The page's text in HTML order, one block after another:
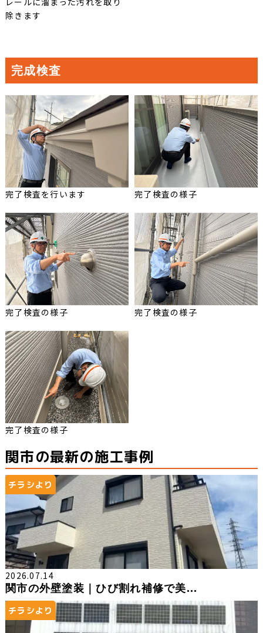
除きます
完成検査
完了検査を行います 完了検査の様子
完了検査の様子 完了検査の様子
完了検査の様子
関市の最新の施工事例
チラシより
2026.07.14
関市の外壁塗装｜ひび割れ補修で美...
チラシより